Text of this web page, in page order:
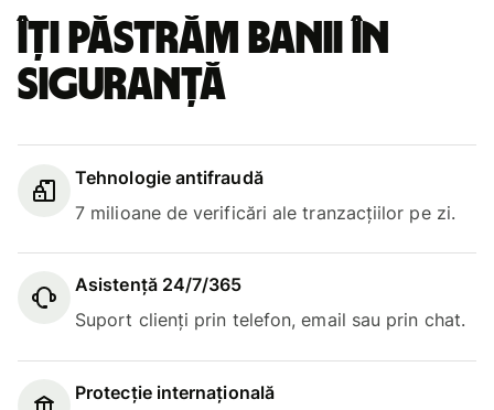
Îți păstrăm banii în
siguranță
Tehnologie antifraudă
7 milioane de verificări ale tranzacțiilor pe zi.
Asistență 24/7/365
Suport clienți prin telefon, email sau prin chat.
Protecție internațională